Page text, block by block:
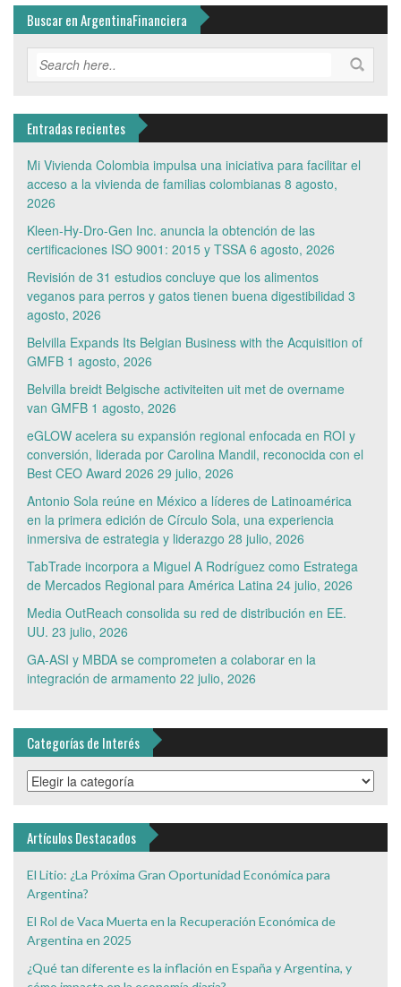
Buscar en ArgentinaFinanciera
Entradas recientes
Mi Vivienda Colombia impulsa una iniciativa para facilitar el
acceso a la vivienda de familias colombianas 8 agosto,
2026
Kleen-Hy-Dro-Gen Inc. anuncia la obtención de las
certificaciones ISO 9001: 2015 y TSSA 6 agosto, 2026
Revisión de 31 estudios concluye que los alimentos
veganos para perros y gatos tienen buena digestibilidad 3
agosto, 2026
Belvilla Expands Its Belgian Business with the Acquisition of
GMFB 1 agosto, 2026
Belvilla breidt Belgische activiteiten uit met de overname
van GMFB 1 agosto, 2026
eGLOW acelera su expansión regional enfocada en ROI y
conversión, liderada por Carolina Mandil, reconocida con el
Best CEO Award 2026 29 julio, 2026
Antonio Sola reúne en México a líderes de Latinoamérica
en la primera edición de Círculo Sola, una experiencia
inmersiva de estrategia y liderazgo 28 julio, 2026
TabTrade incorpora a Miguel A Rodríguez como Estratega
de Mercados Regional para América Latina 24 julio, 2026
Media OutReach consolida su red de distribución en EE.
UU. 23 julio, 2026
GA-ASI y MBDA se comprometen a colaborar en la
integración de armamento 22 julio, 2026
Categorías de Interés
Categorías
de
Artículos Destacados
El Litio: ¿La Próxima Gran Oportunidad Económica para
Argentina?
El Rol de Vaca Muerta en la Recuperación Económica de
Argentina en 2025
¿Qué tan diferente es la inflación en España y Argentina, y